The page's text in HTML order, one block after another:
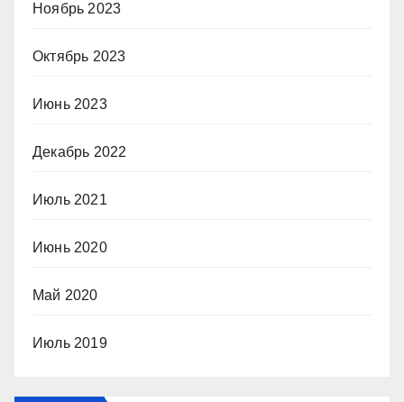
Ноябрь 2023
Октябрь 2023
Июнь 2023
Декабрь 2022
Июль 2021
Июнь 2020
Май 2020
Июль 2019